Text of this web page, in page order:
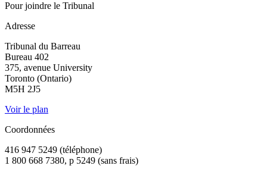
Pour joindre le Tribunal
Adresse
Tribunal du Barreau
Bureau 402
375, avenue University
Toronto (Ontario)
M5H 2J5
Voir le plan
Coordonnées
416 947 5249 (téléphone)
1 800 668 7380, p 5249 (sans frais)